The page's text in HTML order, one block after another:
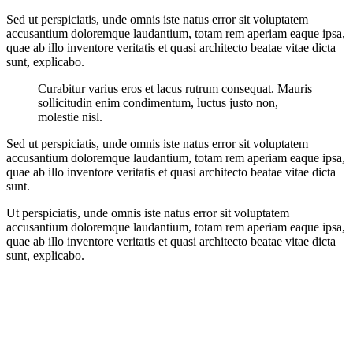
Sed ut perspiciatis, unde omnis iste natus error sit voluptatem
accusantium doloremque laudantium, totam rem aperiam eaque ipsa,
quae ab illo inventore veritatis et quasi architecto beatae vitae dicta
sunt, explicabo.
Curabitur varius eros et lacus rutrum consequat. Mauris
sollicitudin enim condimentum, luctus justo non,
molestie nisl.
Sed ut perspiciatis, unde omnis iste natus error sit voluptatem
accusantium doloremque laudantium, totam rem aperiam eaque ipsa,
quae ab illo inventore veritatis et quasi architecto beatae vitae dicta
sunt.
Ut perspiciatis, unde omnis iste natus error sit voluptatem
accusantium doloremque laudantium, totam rem aperiam eaque ipsa,
quae ab illo inventore veritatis et quasi architecto beatae vitae dicta
sunt, explicabo.